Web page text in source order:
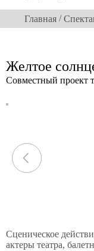
Главная /
Желтое
Совместный проект
Сценическое
актеры театра,